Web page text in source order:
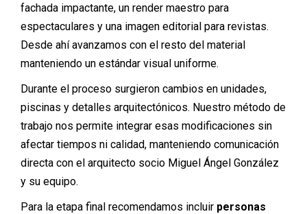
fachada impactante, un render maestro para
espectaculares y una imagen editorial para revistas.
Desde ahí avanzamos con el resto del material
manteniendo un estándar visual uniforme.
Durante el proceso surgieron cambios en unidades,
piscinas y detalles arquitectónicos. Nuestro método de
trabajo nos permite integrar esas modificaciones sin
afectar tiempos ni calidad, manteniendo comunicación
directa con el arquitecto socio Miguel Ángel González
y su equipo.
Para la etapa final recomendamos incluir personas